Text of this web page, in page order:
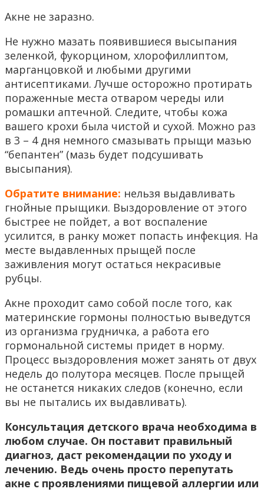
Акне не заразно.
Не нужно мазать появившиеся высыпания
зеленкой, фукорцином, хлорофиллиптом,
марганцовкой и любыми другими
антисептиками. Лучше осторожно протирать
пораженные места отваром череды или
ромашки аптечной. Следите, чтобы кожа
вашего крохи была чистой и сухой. Можно раз
в 3 – 4 дня немного смазывать прыщи мазью
“бепантен” (мазь будет подсушивать
высыпания).
Обратите внимание: нельзя выдавливать
гнойные прыщики. Выздоровление от этого
быстрее не пойдет, а вот воспаление
усилится, в ранку может попасть инфекция. На
месте выдавленных прыщей после
заживления могут остаться некрасивые
рубцы.
Акне проходит само собой после того, как
материнские гормоны полностью выведутся
из организма грудничка, а работа его
гормональной системы придет в норму.
Процесс выздоровления может занять от двух
недель до полутора месяцев. После прыщей
не останется никаких следов (конечно, если
вы не пытались их выдавливать).
Консультация детского врача необходима в
любом случае. Он поставит правильный
диагноз, даст рекомендации по уходу и
лечению. Ведь очень просто перепутать
акне с проявлениями пищевой аллергии или